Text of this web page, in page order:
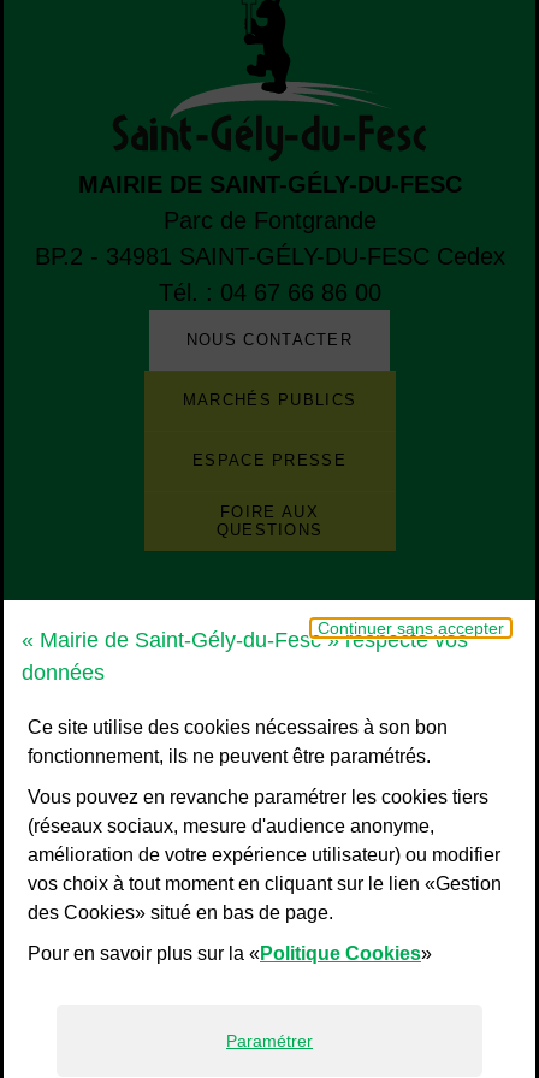
Continuer sans accepter
« Mairie de Saint-Gély-du-Fesc » respecte vos
données
Ce site utilise des cookies nécessaires à son bon
fonctionnement, ils ne peuvent être paramétrés.
Vous pouvez en revanche paramétrer les cookies tiers
(réseaux sociaux, mesure d'audience anonyme,
amélioration de votre expérience utilisateur) ou modifier
vos choix à tout moment en cliquant sur le lien «Gestion
des Cookies» situé en bas de page.
Pour en savoir plus sur la «Politique Cookies»
Paramétrer
MAIRIE DE SAINT-GÉLY-DU-FESC
Parc de Fontgrande
BP.2 - 34981 SAINT-GÉLY-DU-FESC Cedex
Tél. : 04 67 66 86 00
NOUS CONTACTER
MARCHÉS PUBLICS
ESPACE PRESSE
FOIRE AUX
QUESTIONS
Grand Pic Saint-Loup - Communauté
Liens bas de page
Mentions légales
Plan du site
Accessibilité : non conforme
Gestion des cookies